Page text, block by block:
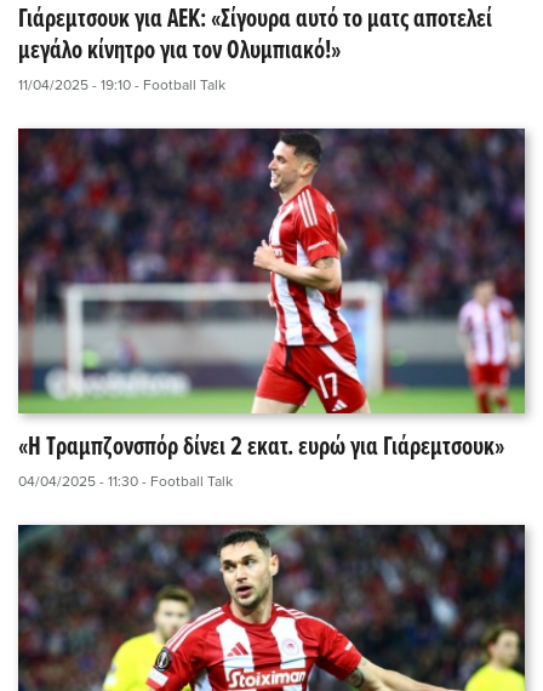
Γιάρεμτσουκ για ΑΕΚ: «Σίγουρα αυτό το ματς αποτελεί
μεγάλο κίνητρο για τον Ολυμπιακό!»
11/04/2025 - 19:10 - Football Talk
«Η Τραμπζονσπόρ δίνει 2 εκατ. ευρώ για Γιάρεμτσουκ»
04/04/2025 - 11:30 - Football Talk